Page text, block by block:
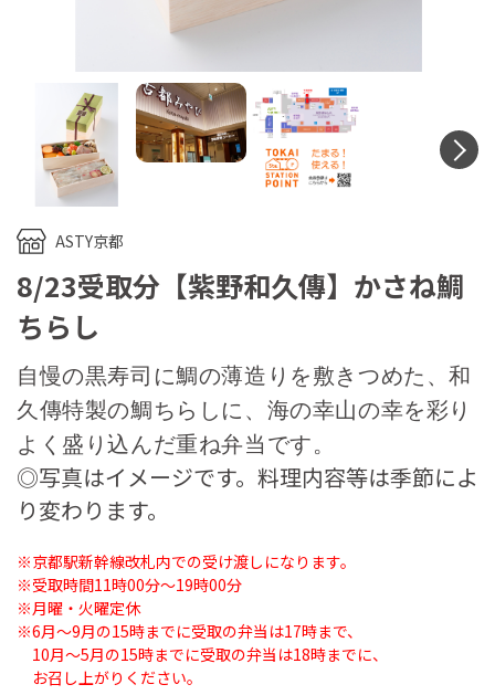
ASTY京都
8/23受取分【紫野和久傳】かさね鯛
ちらし
自慢の黒寿司に鯛の薄造りを敷きつめた、和
久傳特製の鯛ちらしに、海の幸山の幸を彩り
よく盛り込んだ重ね弁当です。
◎写真はイメージです。料理内容等は季節によ
り変わります。
※京都駅新幹線改札内での受け渡しになります。
※受取時間11時00分～19時00分
※月曜・火曜定休
※6月～9月の15時までに受取の弁当は17時まで、
10月～5月の15時までに受取の弁当は18時までに、
お召し上がりください。